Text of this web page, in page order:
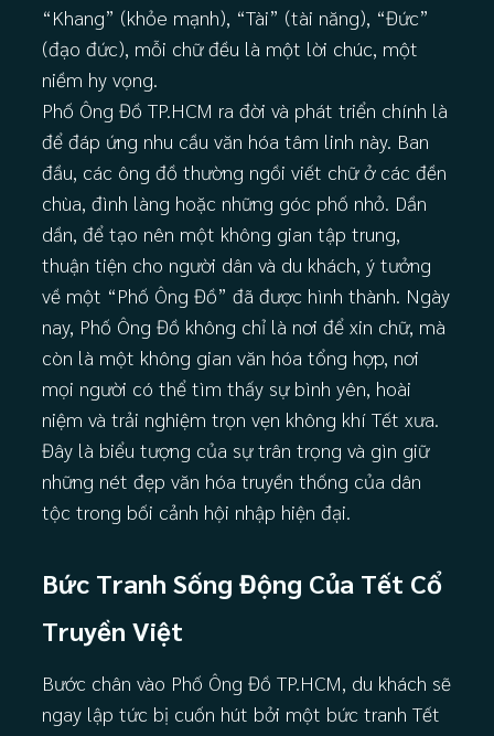
“Khang” (khỏe mạnh), “Tài” (tài năng), “Đức”
(đạo đức), mỗi chữ đều là một lời chúc, một
niềm hy vọng.
Phố Ông Đồ TP.HCM ra đời và phát triển chính là
để đáp ứng nhu cầu văn hóa tâm linh này. Ban
đầu, các ông đồ thường ngồi viết chữ ở các đền
chùa, đình làng hoặc những góc phố nhỏ. Dần
dần, để tạo nên một không gian tập trung,
thuận tiện cho người dân và du khách, ý tưởng
về một “Phố Ông Đồ” đã được hình thành. Ngày
nay, Phố Ông Đồ không chỉ là nơi để xin chữ, mà
còn là một không gian văn hóa tổng hợp, nơi
mọi người có thể tìm thấy sự bình yên, hoài
niệm và trải nghiệm trọn vẹn không khí Tết xưa.
Đây là biểu tượng của sự trân trọng và gìn giữ
những nét đẹp văn hóa truyền thống của dân
tộc trong bối cảnh hội nhập hiện đại.
Bức Tranh Sống Động Của Tết Cổ
Truyền Việt
Bước chân vào Phố Ông Đồ TP.HCM, du khách sẽ
ngay lập tức bị cuốn hút bởi một bức tranh Tết